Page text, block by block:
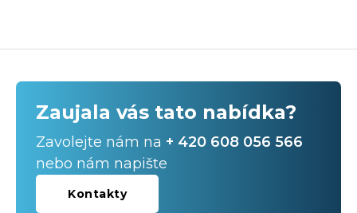
Zaujala vás tato nabídka?
Zavolejte nám na + 420 608 056 566
nebo nám napište
Kontakty